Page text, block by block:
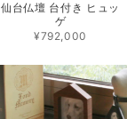
仙台仏壇 台付き ヒュッ
ゲ
¥792,000